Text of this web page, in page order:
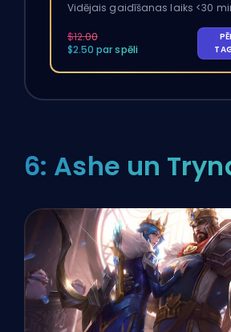
Vidējais gaidīšanas laiks <30
$12.00
$2.50 par spēli
6: Ashe un